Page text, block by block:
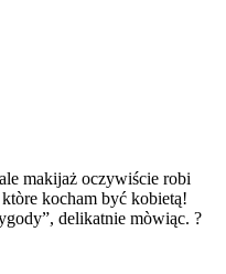
makijaż oczywiście robi
kocham być kobietą!
delikatnie mòwiąc. ?